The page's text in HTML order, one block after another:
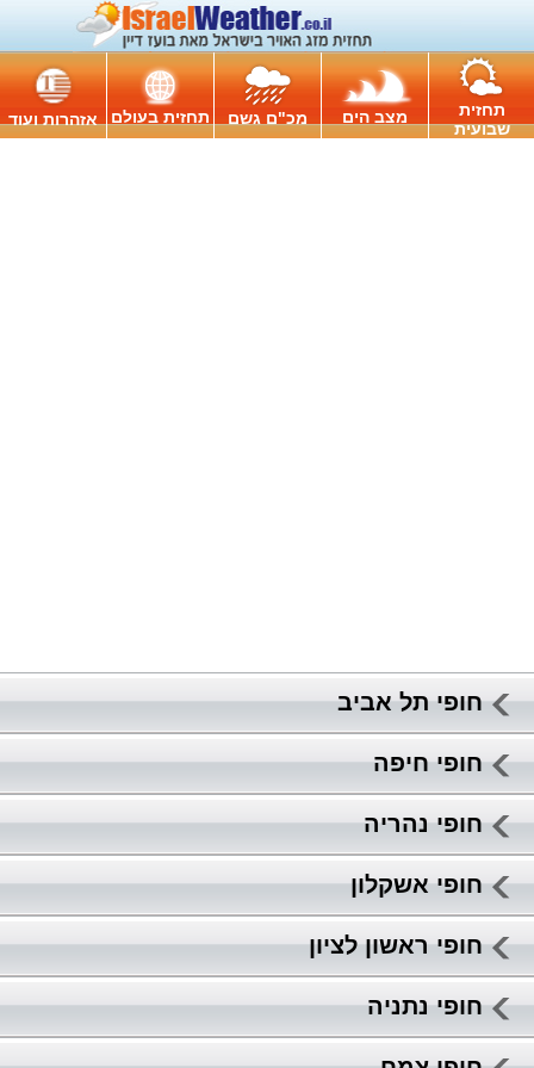
תחזית
שבועית
מצב הים מכ"ם גשם תחזית בעולם אזהרות ועוד
חופי תל אביב
חופי חיפה
חופי נהריה
חופי אשקלון
חופי ראשון לציון
חופי נתניה